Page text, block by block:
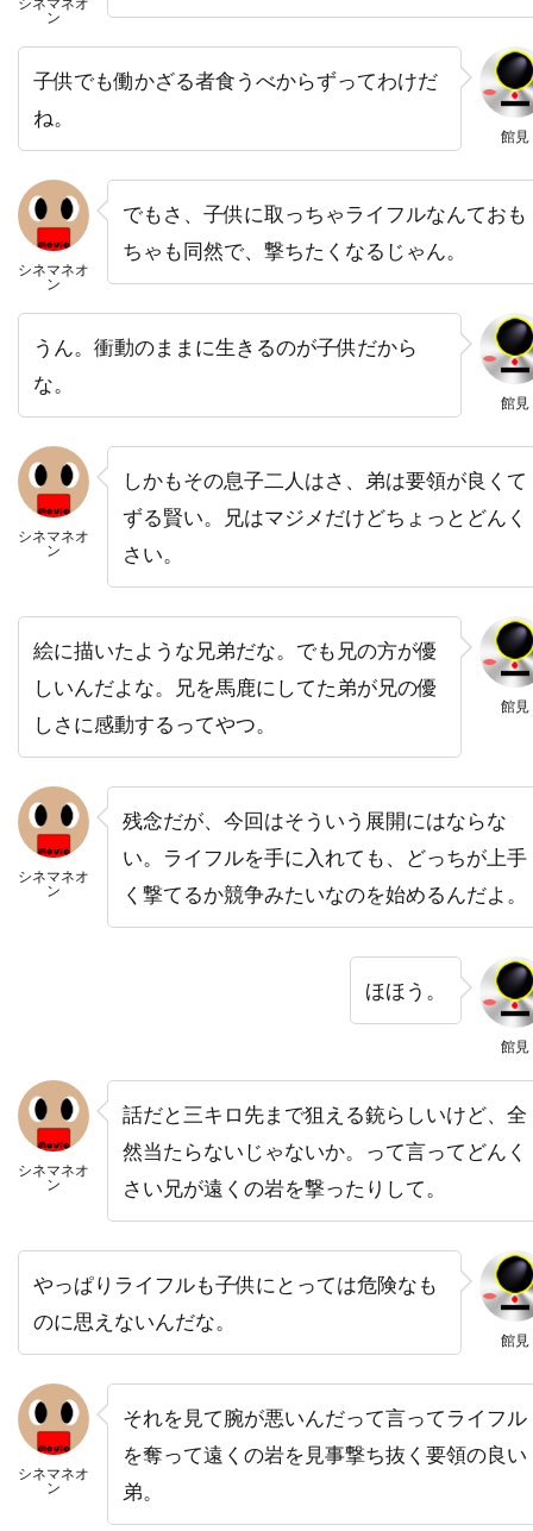
ニュージーランド
ニール・カントン
ニール・トラヴィス
ニール・マクドノー
ニール・ミラー
ニール・メロン
ニール・ロス
ネイサン・ギャンブル
ネイサン・マイスター
ネリー・ベルフラワー
ノア・ワイリー
ノルディスク・フィルム
ノーマン・フェル
ノーマン・ロイド
ノーラ・エフロン
ハイケ・マカッシュ
ハインツ・ヴァイス
ハッピー・マディソン
ハッピー・マディソン・プロダクションズ
ハピネス・ディストリビューション
ハラルド・クローサー
ハリウッド・ピクチャーズ
ハリエット・サンソム・ハリス
ハリー・カーニッツ
ハリー・ケラミダス
ハリー・コニック・Jr
ハリー・シーガル
ハリー・フット
ハリー・リーヴァウワー
ハル・ベリー
ハロルド・フォルターメイヤー
ハワード・W・コッチJr.
ハワード・W・コッチ・Jr
ハワード・ウェスト
ハワード・ショア
ハンス・ジマー
ハンス・ブロックマン
ハンス・ライザー
ン
館見
子供でも働かざる者食うべからずってわけだ
ね。
シネマネオ
ン
でもさ、子供に取っちゃライフルなんておも
ちゃも同然で、撃ちたくなるじゃん。
館見
うん。衝動のままに生きるのが子供だから
な。
シネマネオ
ン
しかもその息子二人はさ、弟は要領が良くて
ずる賢い。兄はマジメだけどちょっとどんく
さい。
館見
絵に描いたような兄弟だな。でも兄の方が優
しいんだよな。兄を馬鹿にしてた弟が兄の優
しさに感動するってやつ。
シネマネオ
ン
残念だが、今回はそういう展開にはならな
い。ライフルを手に入れても、どっちが上手
く撃てるか競争みたいなのを始めるんだよ。
館見
ほほう。
シネマネオ
ン
話だと三キロ先まで狙える銃らしいけど、全
然当たらないじゃないか。って言ってどんく
さい兄が遠くの岩を撃ったりして。
館見
やっぱりライフルも子供にとっては危険なも
のに思えないんだな。
シネマネオ
ン
それを見て腕が悪いんだって言ってライフル
を奪って遠くの岩を見事撃ち抜く要領の良い
弟。